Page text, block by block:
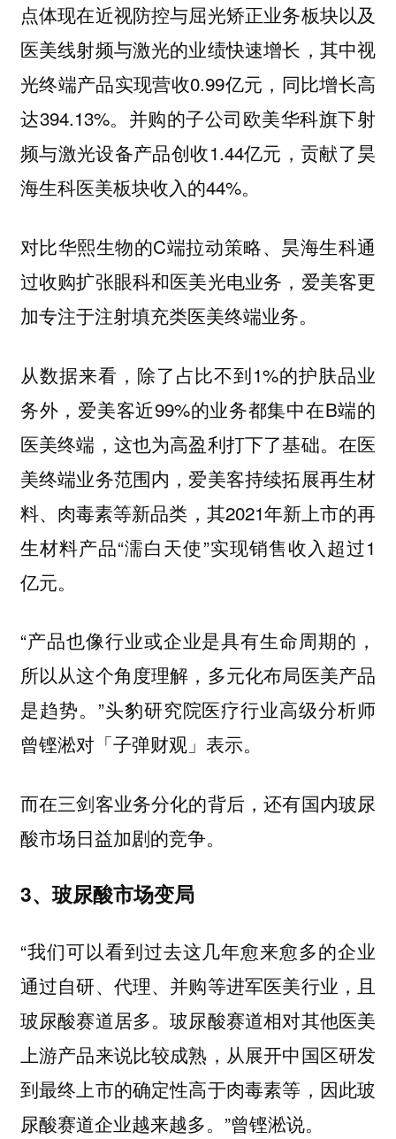
点体现在近视防控与屈光矫正业务板块以及
医美线射频与激光的业绩快速增长，其中视
光终端产品实现营收0.99亿元，同比增长高
达394.13%。并购的子公司欧美华科旗下射
频与激光设备产品创收1.44亿元，贡献了昊
海生科医美板块收入的44%。
对比华熙生物的C端拉动策略、昊海生科通
过收购扩张眼科和医美光电业务，爱美客更
加专注于注射填充类医美终端业务。
从数据来看，除了占比不到1%的护肤品业
务外，爱美客近99%的业务都集中在B端的
医美终端，这也为高盈利打下了基础。在医
美终端业务范围内，爱美客持续拓展再生材
料、肉毒素等新品类，其2021年新上市的再
生材料产品“濡白天使”实现销售收入超过1
亿元。
“产品也像行业或企业是具有生命周期的，
所以从这个角度理解，多元化布局医美产品
是趋势。”头豹研究院医疗行业高级分析师
曾铿淞对「子弹财观」表示。
而在三剑客业务分化的背后，还有国内玻尿
酸市场日益加剧的竞争。
3、玻尿酸市场变局
“我们可以看到过去这几年愈来愈多的企业
通过自研、代理、并购等进军医美行业，且
玻尿酸赛道居多。玻尿酸赛道相对其他医美
上游产品来说比较成熟，从展开中国区研发
到最终上市的确定性高于肉毒素等，因此玻
尿酸赛道企业越来越多。”曾铿淞说。